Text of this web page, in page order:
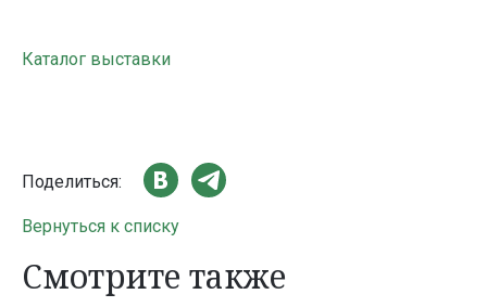
Каталог выставки
Поделиться:
Вернуться к списку
Смотрите также